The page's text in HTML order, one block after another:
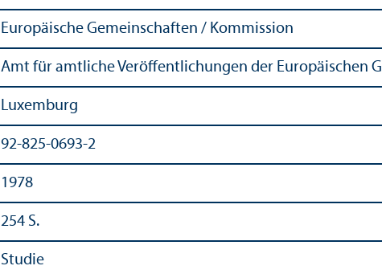
Europäische Gemeinschaften / Kommission
Amt für amtliche Veröffentlichungen der Europäischen
Luxemburg
92-825-0693-2
1978
254 S.
Studie